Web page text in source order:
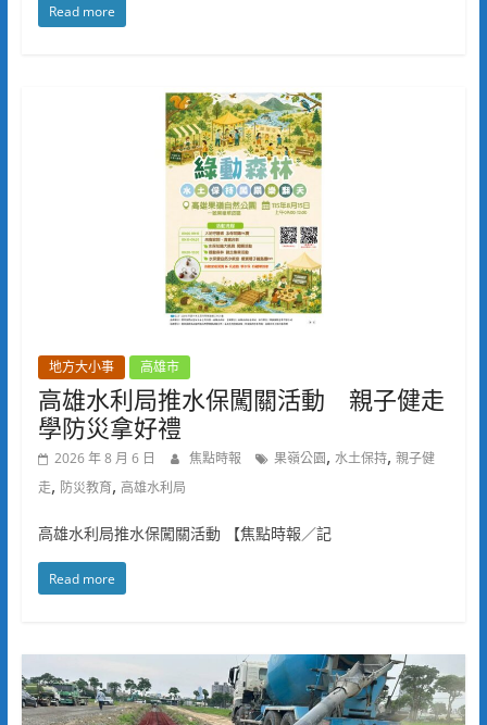
Read more
地方大小事 高雄市
高雄水利局推水保闖關活動 親子健走
學防災拿好禮
2026 年 8 月 6 日 焦點時報 果嶺公園, 水土保持, 親子健
走, 防災教育, 高雄水利局
高雄水利局推水保闖關活動 【焦點時報／記
Read more